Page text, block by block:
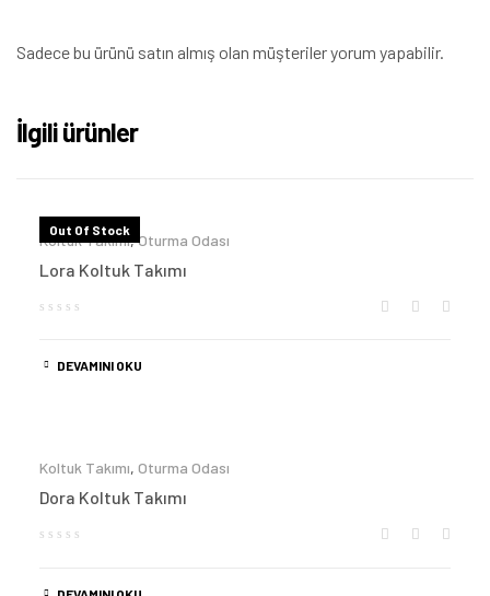
Sadece bu ürünü satın almış olan müşteriler yorum yapabilir.
İlgili ürünler
Out Of Stock
Koltuk Takımı,Oturma Odası
Lora Koltuk Takımı
DEVAMINI OKU
Koltuk Takımı, Oturma Odası
Dora Koltuk Takımı